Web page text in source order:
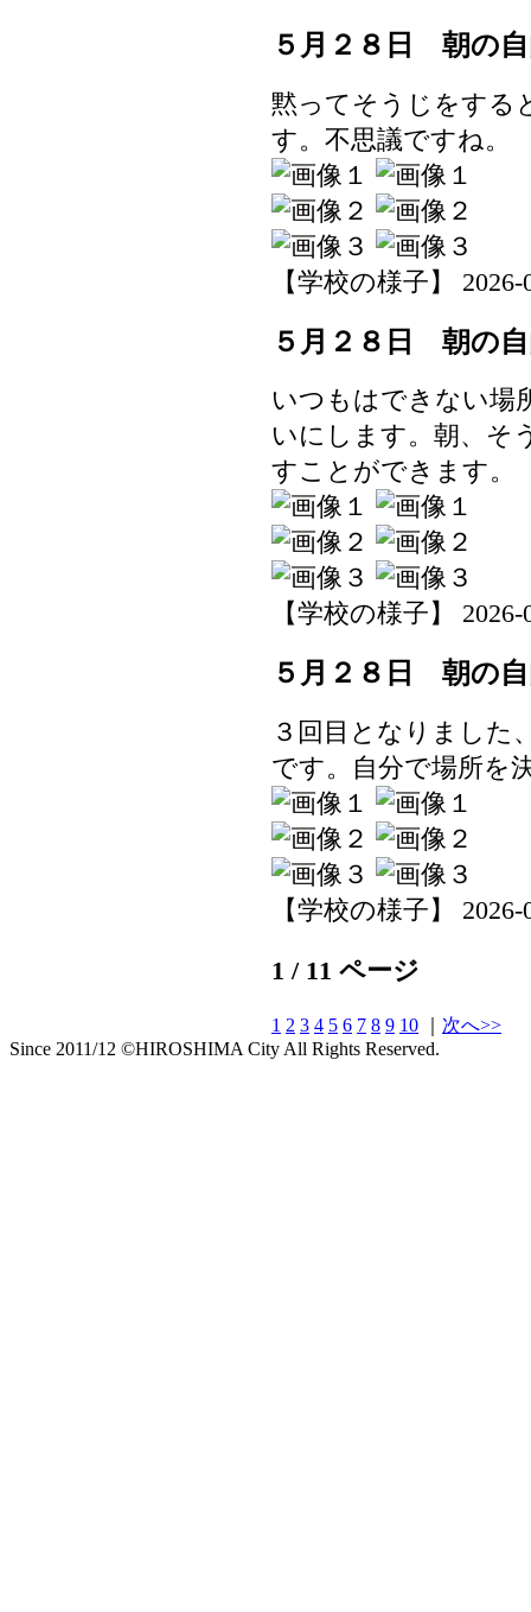
５月２８日 朝の
黙ってそうじをする
す。不思議ですね。
【学校の様子】
５月２８日 朝の
いつもはできない場
いにします。朝、そ
すことができます。
【学校の様子】
５月２８日 朝の
３回目となりました
です。自分で場所を
【学校の様子】
1 / 11 ページ
1 2 3 4 5 6 7 8 9 10
次へ>>
Since 2011/12 ©HIROSHIMA City All Rights Reserved.